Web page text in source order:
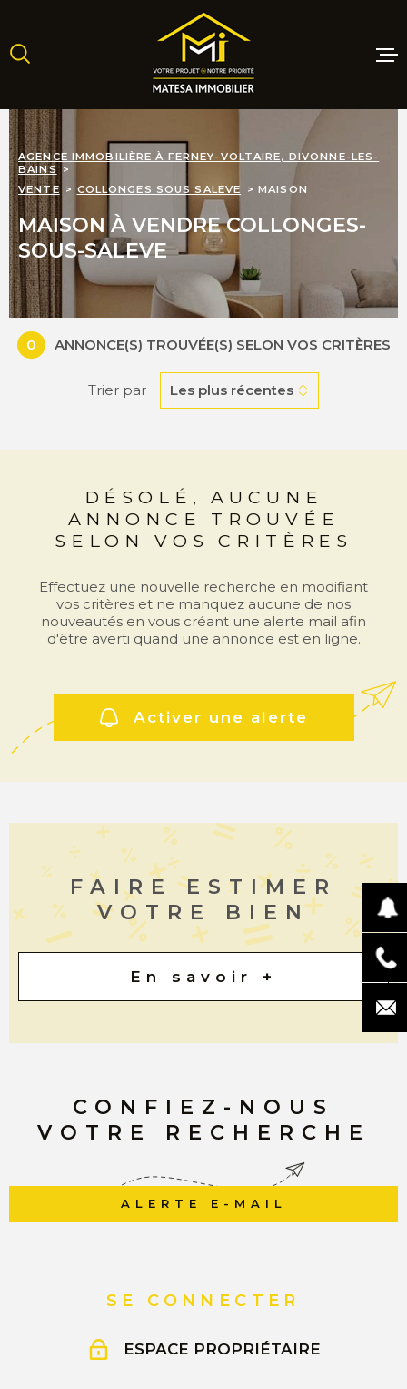
la
recherche
menu
principal
contenu
MAISONS
NEUFS
ESTIMER
VENDRE
AGENCE IMMOBILIÈRE À FERNEY-VOLTAIRE, DIVONNE-LES-
BAINS
VENTE
COLLONGES SOUS SALEVE MAISON
MAISON À VENDRE COLLONGES-
SOUS-SALEVE
0 ANNONCE(S) TROUVÉE(S) SELON VOS CRITÈRES
Trier par Les plus récentes
DÉSOLÉ, AUCUNE
ANNONCE TROUVÉE
SELON VOS CRITÈRES
Effectuez une nouvelle recherche en modifiant
vos critères et ne manquez aucune de nos
nouveautés en vous créant une alerte mail afin
d'être averti quand une annonce est en ligne.
Activer une alerte
FAIRE ESTIMER
VOTRE BIEN
En savoir +
CONFIEZ-NOUS
VOTRE RECHERCHE
ALERTE E-MAIL
SE CONNECTER
ESPACE PROPRIÉTAIRE